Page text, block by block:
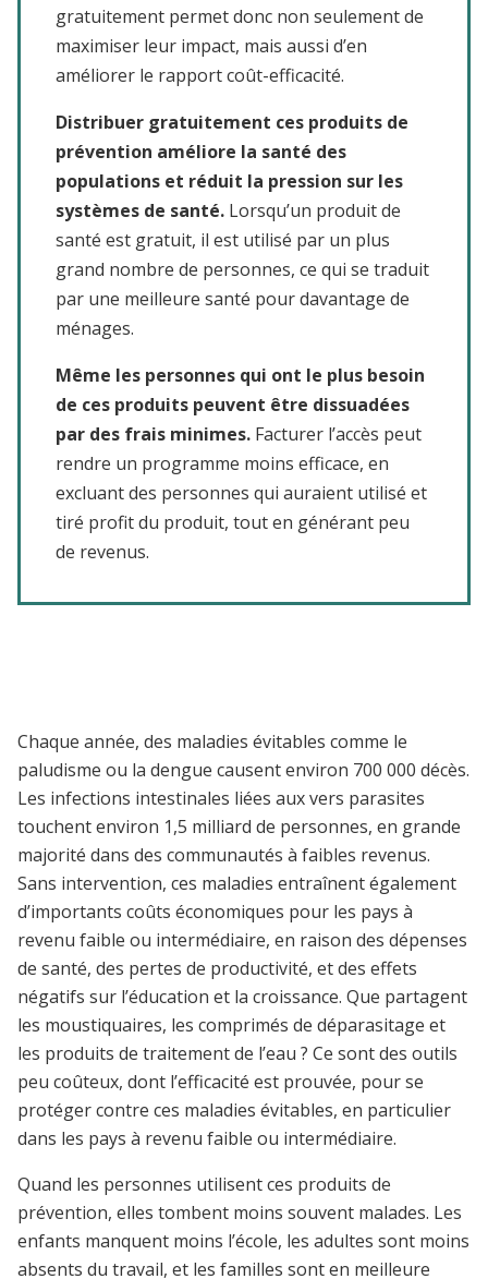
gratuitement permet donc non seulement de
maximiser leur impact, mais aussi d’en
améliorer le rapport coût-efficacité.
Distribuer gratuitement ces produits de
prévention améliore la santé des
populations et réduit la pression sur les
systèmes de santé. Lorsqu’un produit de
santé est gratuit, il est utilisé par un plus
grand nombre de personnes, ce qui se traduit
par une meilleure santé pour davantage de
ménages.
Même les personnes qui ont le plus besoin
de ces produits peuvent être dissuadées
par des frais minimes. Facturer l’accès peut
rendre un programme moins efficace, en
excluant des personnes qui auraient utilisé et
tiré profit du produit, tout en générant peu
de revenus.
Chaque année, des maladies évitables comme le
paludisme ou la dengue causent environ 700 000 décès.
Les infections intestinales liées aux vers parasites
touchent environ 1,5 milliard de personnes, en grande
majorité dans des communautés à faibles revenus.
Sans intervention, ces maladies entraînent également
d’importants coûts économiques pour les pays à
revenu faible ou intermédiaire, en raison des dépenses
de santé, des pertes de productivité, et des effets
négatifs sur l’éducation et la croissance. Que partagent
les moustiquaires, les comprimés de déparasitage et
les produits de traitement de l’eau ? Ce sont des outils
peu coûteux, dont l’efficacité est prouvée, pour se
protéger contre ces maladies évitables, en particulier
dans les pays à revenu faible ou intermédiaire.
Quand les personnes utilisent ces produits de
prévention, elles tombent moins souvent malades. Les
enfants manquent moins l’école, les adultes sont moins
absents du travail, et les familles sont en meilleure